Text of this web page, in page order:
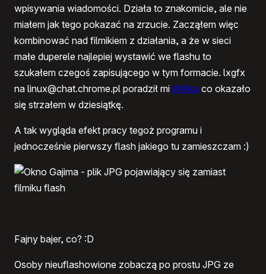
wpisywania wiadomości. Działa to znakomicie, ale nie
miałem jak tego pokazać na zrzucie. Zacząłem więc
kombinować nad filmikiem z działania, a że w sieci
małe duperele najlepiej wystawić we flashu to
szukałem czegoś zapisującego w tym formacie. lxgfx
na linux@chat.chrome.pl poradził mi Winka co okazało
się strzałem w dziesiątkę.
A tak wygląda efekt pracy tegoż programu i
jednocześnie pierwszy flash jakiego tu zamieszczam :)
Fajny bajer, co? :D
Osoby nieuflashowione zobaczą po prostu JPG ze